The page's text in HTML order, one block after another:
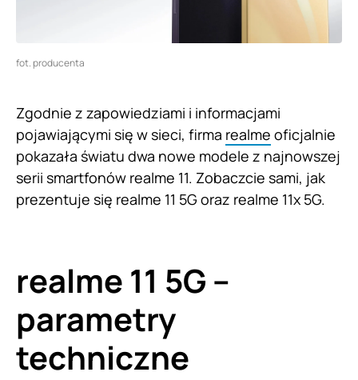
fot. producenta
Zgodnie z zapowiedziami i informacjami
pojawiającymi się w sieci, firma realme oficjalnie
pokazała światu dwa nowe modele z najnowszej
serii smartfonów realme 11. Zobaczcie sami, jak
prezentuje się realme 11 5G oraz realme 11x 5G.
realme 11 5G –
parametry
techniczne